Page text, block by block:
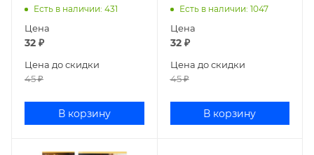
CoverPrо мятная 56347
Есть в наличии: 431
Цена
32 ₽
Цена до скидки
45₽
В корзину
CoverPrосиреневая
Есть в наличии: 1047
Цена
32₽
Цена до скидки
45₽
В корзину